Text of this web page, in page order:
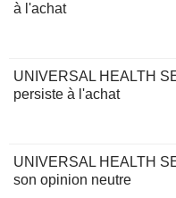
à l'achat
UNIVERSAL HEALTH
persiste à l'achat
UNIVERSAL HEALTH
son opinion neutre